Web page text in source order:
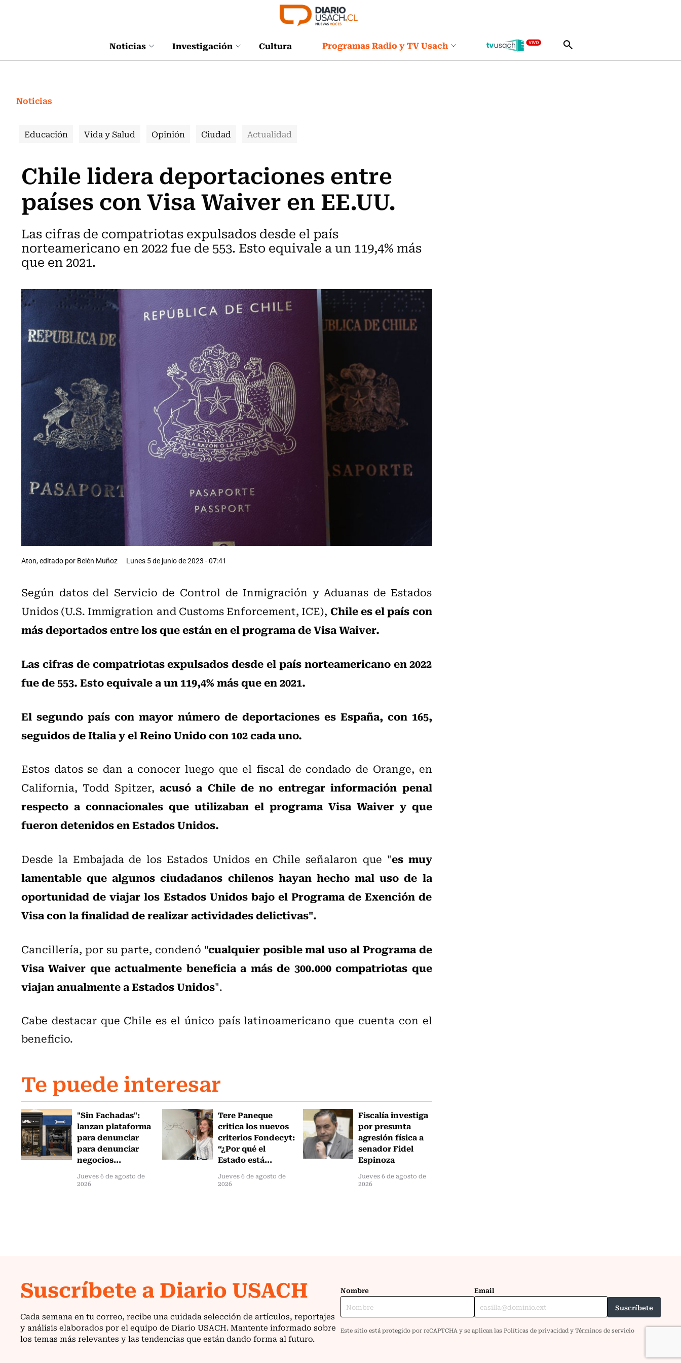
Noticias Investigación Cultura Programas Radio y TV Usach
Noticias
Educación Vida y Salud Opinión Ciudad Actualidad
Chile lidera deportaciones entre
países con Visa Waiver en EE.UU.
Las cifras de compatriotas expulsados desde el país
norteamericano en 2022 fue de 553. Esto equivale a un 119,4% más
que en 2021.
Aton, editado por Belén Muñoz Lunes 5 de junio de 2023 - 07:41
Según datos del Servicio de Control de Inmigración y Aduanas de Estados
Unidos (U.S. Immigration and Customs Enforcement, ICE), Chile es el país con
más deportados entre los que están en el programa de Visa Waiver.
Las cifras de compatriotas expulsados desde el país norteamericano en 2022
fue de 553. Esto equivale a un 119,4% más que en 2021.
El segundo país con mayor número de deportaciones es España, con 165,
seguidos de Italia y el Reino Unido con 102 cada uno.
Estos datos se dan a conocer luego que el fiscal de condado de Orange, en
California, Todd Spitzer,acusó a Chile de no entregar información penal
respecto a connacionales que utilizaban el programa Visa Waiver y que
fueron detenidos en Estados Unidos.
Desde la Embajada de los Estados Unidos en Chile señalaron que "es muy
lamentable que algunos ciudadanos chilenos hayan hecho mal uso de la
oportunidad de viajar los Estados Unidos bajo el Programa de Exención de
Visa con la finalidad de realizar actividades delictivas".
Cancillería, por su parte, condenó "cualquier posible mal uso al Programa de
Visa Waiver que actualmente beneficia a más de 300.000 compatriotas que
viajan anualmente a Estados Unidos".
Cabe destacar que Chile es el único país latinoamericano que cuenta con el
beneficio.
Te puede interesar
"Sin Fachadas":
lanzan plataforma
para denunciar
para denunciar
negocios...
Jueves 6 de agosto de
2026
Tere Paneque
critica los nuevos
criterios Fondecyt:
“¿Por qué el
Estado está...
Jueves 6 de agosto de
2026
Fiscalía investiga
por presunta
agresión física a
senador Fidel
Espinoza
Jueves 6 de agosto de
2026